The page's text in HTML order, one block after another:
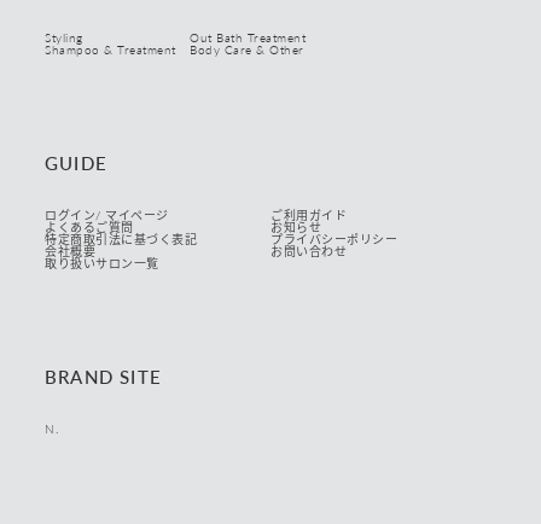
Styling Out Bath Treatment
Shampoo & Treatment Body Care & Other
GUIDE
ログイン/ マイページ ご利用ガイド
よくあるご質問 お知らせ
特定商取引法に基づく表記 プライバシーポリシー
会社概要 お問い合わせ
取り扱いサロン一覧
BRAND SITE
N.